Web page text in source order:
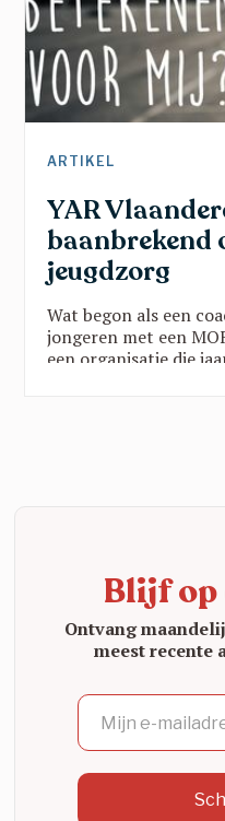
ARTIKEL
YAR
baanbrekend
jeugdzorg
Wat begon als een
jongeren met een
een organisatie die
Blijf op
Ontvang
meest recente